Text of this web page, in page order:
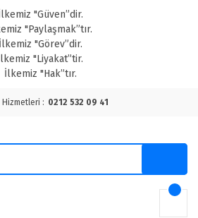
"Güven”dir.
"Paylaşmak”tır.
İlkemiz "Görev”dir.
"Liyakat”tir.
İlkemiz "Hak”tır.
: 0212 532 09 41